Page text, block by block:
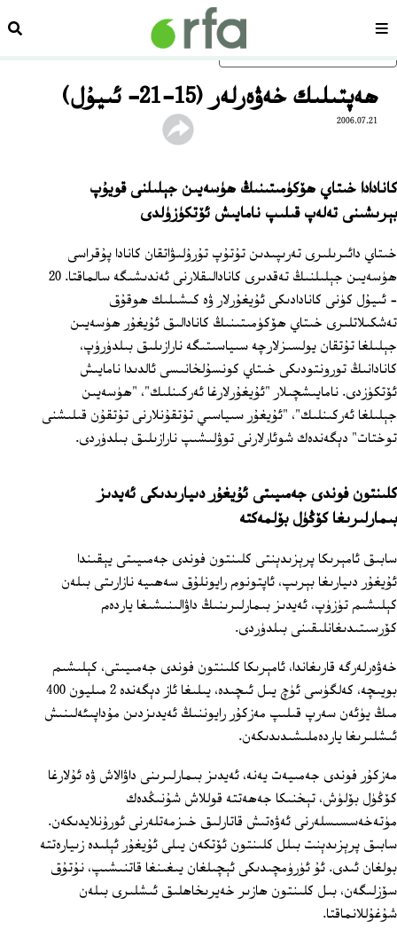
ئاساسلىق مەزمۇنغا ئاتلاڭسەھىپە
ھەپتىلىك خەۋەرلەر (15-21- ئىيۇل)
2006.07.21
كانادادا خىتاي ھۆكۈمىتىنىڭ ھۈسەيىن جېلىلنى قويۇپ
بېرىشىنى تەلەپ قىلىپ نامايىش ئۆتكۈزۈلدى
خىتاي دائىرىلىرى تەرىپىدىن تۇتۇپ تۇرۇلىۋاتقان كانادا پۇقراسى
ھۈسەيىن جېلىلنىڭ تەقدىرى كانادالىقلارنى ئەندىشىگە سالماقتا. 20
– ئىيۇل كۈنى كانادادىكى ئۇيغۇرلار ۋە كىشىلىك ھوقۇق
تەشكىلاتلىرى خىتاي ھۆكۈمىتىنىڭ كانادالىق ئۇيغۇر ھۈسەيىن
جېلىلغا تۇتقان يولسىزلارچە سىياسىتىگە نارازىلىق بىلدۈرۈپ،
كانادانىڭ تورونتودىكى خىتاي كونسۇلخانىسى ئالدىدا نامايىش
ئۆتكۈزدى. نامايىشچىلار "ئۇيغۇرلارغا ئەركىنلىك"، "ھۈسەيىن
جېلىلغا ئەركىنلىك"، "ئۇيغۇر سىياسىي تۇتقۇنلارنى تۇتقۇن قىلىشنى
توختات" دېگەندەك شوئارلارنى توۋلىشىپ نارازىلىق بىلدۈردى.
كلىنتون فوندى جەمىيىتى ئۇيغۇر دىيارىدىكى ئەيدىز
بىمارلىرىغا كۆڭۈل بۆلمەكتە
سابىق ئامېرىكا پرېزىدېنتى كلىنتون فوندى جەمىيىتى يېقىندا
ئۇيغۇر دىيارىغا بېرىپ، ئاپتونوم رايونلۇق سەھىيە نازارىتى بىلەن
كېلىشىم تۈزۈپ، ئەيدىز بىمارلىرىنىڭ داۋالىنىشىغا ياردەم
كۆرسىتىدىغانلىقىنى بىلدۈردى.
خەۋەرلەرگە قارىغاندا، ئامېرىكا كلىنتون فوندى جەمىيىتى، كېلىشىم
بويىچە، كەلگۈسى ئۈچ يىل ئىچىدە، يىلىغا ئاز دېگەندە 2 مىليون 400
مىڭ يۈئەن سەرپ قىلىپ مەزكۇر رايوننىڭ ئەيدىزدىن مۇداپىئەلىنىش
ئىشلىرىغا ياردەملىشىدىدىكەن.
مەزكۇر فوندى جەمىيەت يەنە، ئەيدىز بىمارلىرىنى داۋالاش ۋە ئۇلارغا
كۆڭۈل بۆلۈش، تېخنىكا جەھەتتە قوللاش شۇنىڭدەك
مۈتەخەسسىسلەرنى ئەۋەتىش قاتارلىق خىزمەتلەرنى ئورۇنلايدىكەن.
سابىق پرېزىدېنت بىلل كلىنتون ئۆتكەن يىلى ئۇيغۇر ئېلىدە زىيارەتتە
بولغان ئىدى. ئۇ ئۈرۈمچىدىكى ئېچىلغان يىغىنغا قاتنىشىپ، نۇتۇق
سۆزلىگەن، بىل كلىنتون ھازىر خەيرىخاھلىق ئىشلىرى بىلەن
شۇغۇللانماقتا.